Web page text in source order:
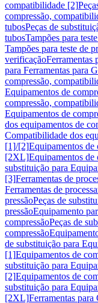
compatibilidade [2]
compressão,
tubosPeças de
tubosTampões para
Tampões para teste de
verificaçãoFerramentas
para Ferramentas para
compressão,
Equipamentos de
compressão,
Equipamentos de
dos equipamentos de
Compatibilidade dos
[1]/[2]Equipamentos de
[2XL]Equipamentos
substituição para
[3]Ferramentas de
Ferramentas de
pressãoPeças de
pressãoEquipamento
compressãoPeças de
compressão
de substituição para
[1]Equipamentos de
substituição para
[2]Equipamentos de
substituição para
[2XL]Ferramentas